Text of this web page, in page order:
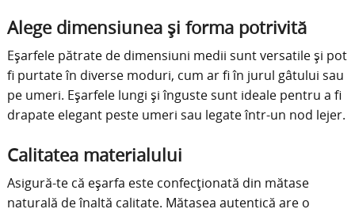
Alege dimensiunea și forma potrivită
Eșarfele pătrate de dimensiuni medii sunt versatile și pot
fi purtate în diverse moduri, cum ar fi în jurul gâtului sau
pe umeri. Eșarfele lungi și înguste sunt ideale pentru a fi
drapate elegant peste umeri sau legate într-un nod lejer.
Calitatea materialului
Asigură-te că eșarfa este confecționată din mătase
naturală de înaltă calitate. Mătasea autentică are o